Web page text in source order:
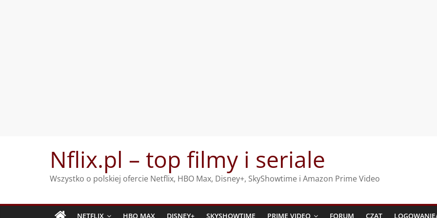
Nflix.pl – top filmy i seriale
Wszystko o polskiej ofercie Netflix, HBO Max, Disney+, SkyShowtime i Amazon Prime Video
NETFLIX HBO MAX DISNEY+ SKYSHOWTIME PRIME VIDEO FORUM CZAT